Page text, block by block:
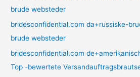
brude websteder
bridesconfidential.com da+russiske-
brude websteder
bridesconfidential.com
Top -bewertete